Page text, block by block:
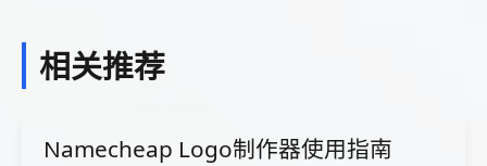
相关推荐
Namecheap Logo制作器使用指南